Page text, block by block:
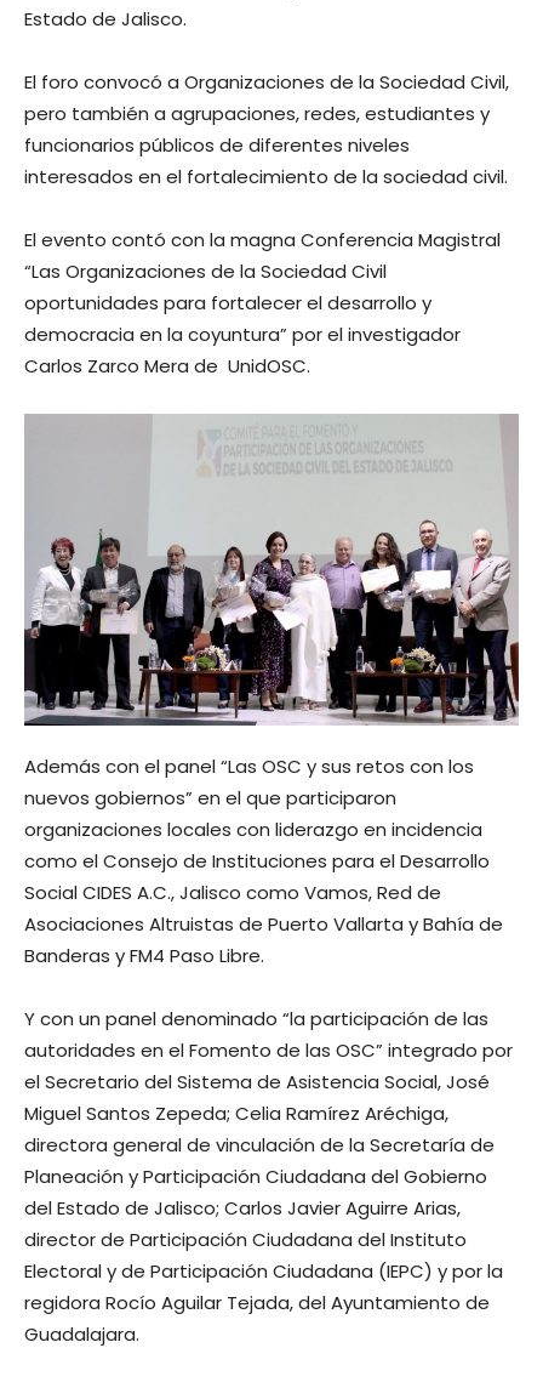
Estado de Jalisco.
El foro convocó a Organizaciones de la Sociedad Civil,
pero también a agrupaciones, redes, estudiantes y
funcionarios públicos de diferentes niveles
interesados en el fortalecimiento de la sociedad civil.
El evento contó con la magna Conferencia Magistral
“Las Organizaciones de la Sociedad Civil
oportunidades para fortalecer el desarrollo y
democracia en la coyuntura” por el investigador
Carlos Zarco Mera de UnidOSC.
Además con el panel “Las OSC y sus retos con los
nuevos gobiernos” en el que participaron
organizaciones locales con liderazgo en incidencia
como el Consejo de Instituciones para el Desarrollo
Social CIDES A.C., Jalisco como Vamos, Red de
Asociaciones Altruistas de Puerto Vallarta y Bahía de
Banderas y FM4 Paso Libre.
Y con un panel denominado “la participación de las
autoridades en el Fomento de las OSC” integrado por
el Secretario del Sistema de Asistencia Social, José
Miguel Santos Zepeda; Celia Ramírez Aréchiga,
directora general de vinculación de la Secretaría de
Planeación y Participación Ciudadana del Gobierno
del Estado de Jalisco; Carlos Javier Aguirre Arias,
director de Participación Ciudadana del Instituto
Electoral y de Participación Ciudadana (IEPC) y por la
regidora Rocío Aguilar Tejada, del Ayuntamiento de
Guadalajara.